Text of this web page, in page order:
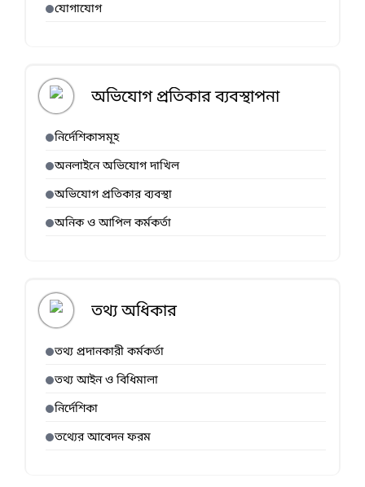
যোগাযোগ
অভিযোগ প্রতিকার ব্যবস্থাপনা
নির্দেশিকাসমূহ
অনলাইনে অভিযোগ দাখিল
অভিযোগ প্রতিকার ব্যবস্থা
অনিক ও আপিল কর্মকর্তা
তথ্য অধিকার
তথ্য প্রদানকারী কর্মকর্তা
তথ্য আইন ও বিধিমালা
নির্দেশিকা
তথ্যের আবেদন ফরম